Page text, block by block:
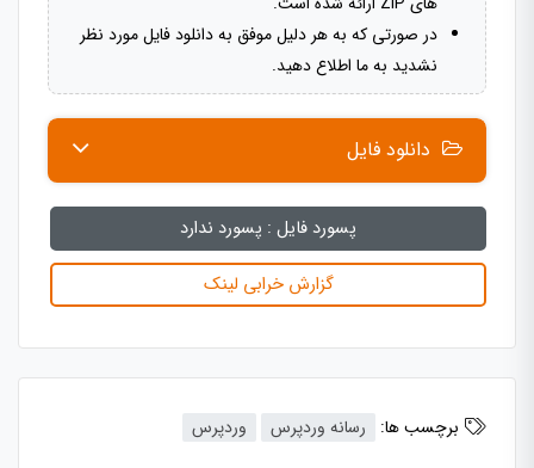
در صورتی که به هر دلیل موفق به دانلود فایل مورد نظر
نشدید به ما اطلاع دهید.
دانلود فایل
پسورد فایل : پسورد ندارد
گزارش خرابی لینک
برچسب ها: رسانه وردپرس وردپرس